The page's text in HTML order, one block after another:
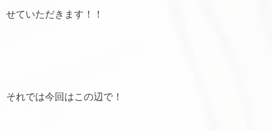
せていただきます！！
それでは今回はこの辺で！